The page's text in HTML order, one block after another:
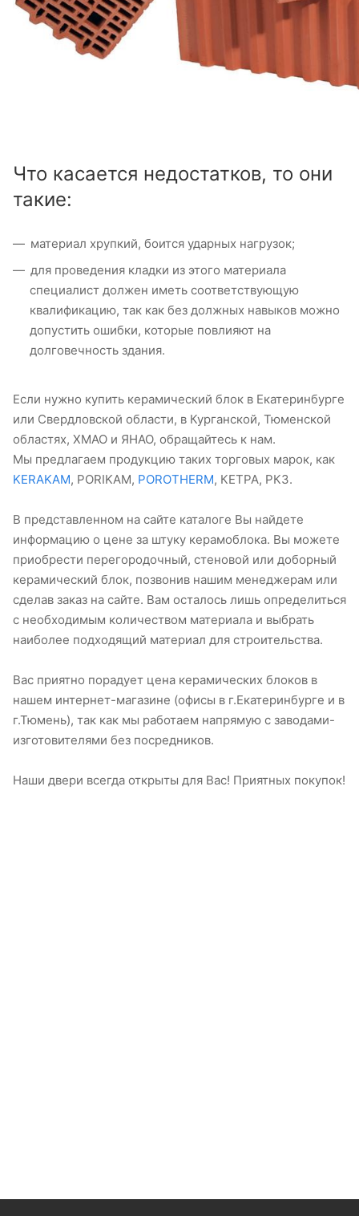
Что касается недостатков, то они
такие:
материал хрупкий, боится ударных нагрузок;
для проведения кладки из этого материала
специалист должен иметь соответствующую
квалификацию, так как без должных навыков можно
допустить ошибки, которые повлияют на
долговечность здания.
Если нужно купить керамический блок в Екатеринбурге
или Свердловской области, в Курганской, Тюменской
областях, ХМАО и ЯНАО, обращайтесь к нам.
Мы предлагаем продукцию таких торговых марок, как
KERAKAM, PORIKAM, POROTHERM, КЕТРА, РКЗ.
В представленном на сайте каталоге Вы найдете
информацию о цене за штуку керамоблока. Вы можете
приобрести перегородочный, стеновой или доборный
керамический блок, позвонив нашим менеджерам или
сделав заказ на сайте. Вам осталось лишь определиться
с необходимым количеством материала и выбрать
наиболее подходящий материал для строительства.
Вас приятно порадует цена керамических блоков в
нашем интернет-магазине (офисы в г.Екатеринбурге и в
г.Тюмень), так как мы работаем напрямую с заводами-
изготовителями без посредников.
Наши двери всегда открыты для Вас! Приятных покупок!